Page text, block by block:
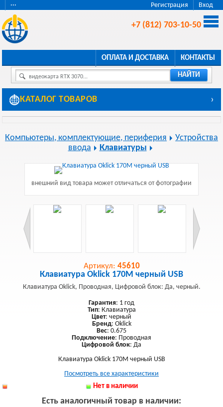
Регистрация Вход
···
+7 (812) 703-10-50
ОПЛАТА И ДОСТАВКА КОНТАКТЫ
видеокарта RTX 3070... НАЙТИ
КАТАЛОГ ТОВАРОВ ›
Компьютеры, комплектующие, периферия
Устройства
ввода
Клавиатуры
внешний вид товара может отличаться от фотографии
Артикул: 45610
Клавиатура Oklick 170M черный USB
Клавиатура Oklick, Проводная, Цифровой блок: Да, черный.
Гарантия: 1 год
Тип: Клавиатура
Цвет: черный
Бренд: Oklick
Вес: 0.675
Подключение: Проводная
Цифровой блок: Да
Клавиатура Oklick 170M черный USB
Посмотреть все характеристики
Нет в наличии
Есть аналогичный товар в наличии: